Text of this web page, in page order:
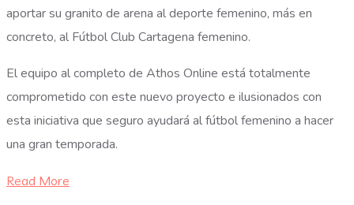
aportar su granito de arena al deporte femenino, más en
concreto, al Fútbol Club Cartagena femenino.
El equipo al completo de Athos Online está totalmente
comprometido con este nuevo proyecto e ilusionados con
esta iniciativa que seguro ayudará al fútbol femenino a hacer
una gran temporada.
Read More